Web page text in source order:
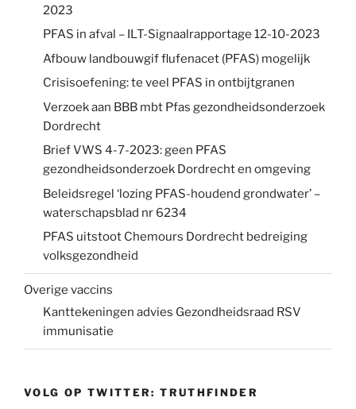
2023
PFAS in afval – ILT-Signaalrapportage 12-10-2023
Afbouw landbouwgif flufenacet (PFAS) mogelijk
Crisisoefening: te veel PFAS in ontbijtgranen
Verzoek aan BBB mbt Pfas gezondheidsonderzoek
Dordrecht
Brief VWS 4-7-2023: geen PFAS
gezondheidsonderzoek Dordrecht en omgeving
Beleidsregel ‘lozing PFAS-houdend grondwater’ –
waterschapsblad nr 6234
PFAS uitstoot Chemours Dordrecht bedreiging
volksgezondheid
Overige vaccins
Kanttekeningen advies Gezondheidsraad RSV
immunisatie
VOLG OP TWITTER: TRUTHFINDER